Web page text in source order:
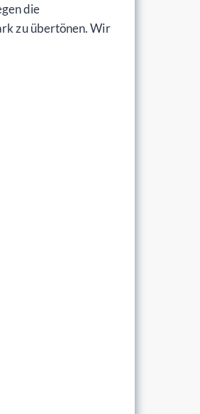
die
zu übertönen. Wir